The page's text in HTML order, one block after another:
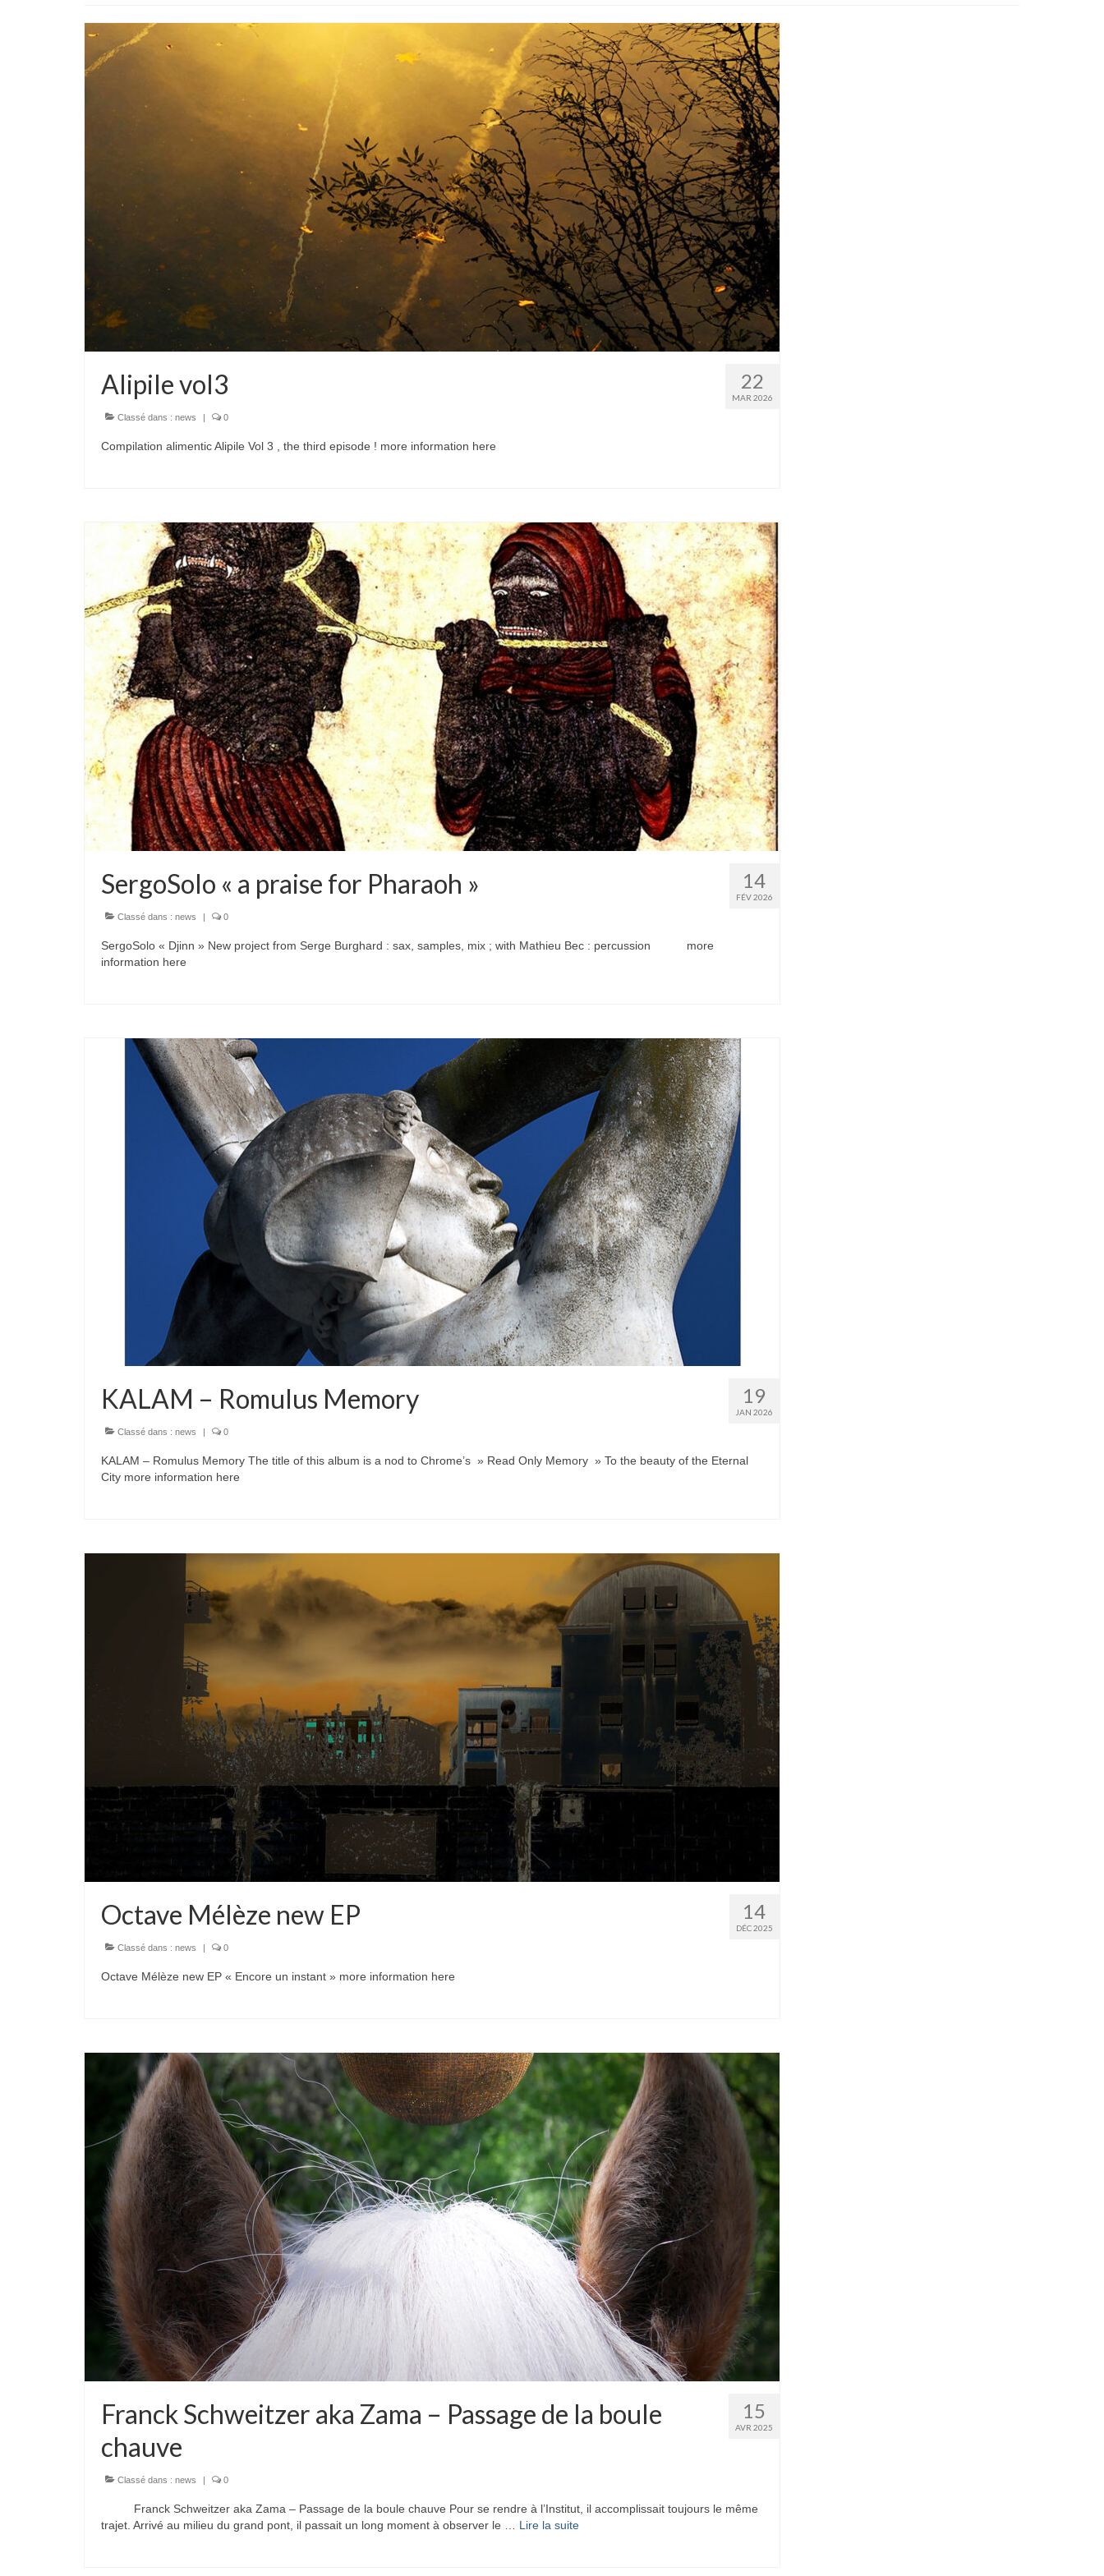
22
MAR 2026
Alipile vol3
Classé dans : news | 0
Compilation alimentic Alipile Vol 3 , the third episode ! more information here
14
FÉV 2026
SergoSolo « a praise for Pharaoh »
Classé dans : news | 0
SergoSolo « Djinn » New project from Serge Burghard : sax, samples, mix ; with Mathieu Bec : percussion more
information here
19
JAN 2026
KALAM – Romulus Memory
Classé dans : news 0
KALAM – Romulus Memory The title of this album is a nod to Chrome’s » Read Only Memory » To the beauty of the Eternal
City more information here
14
DÉC 2025
Octave Mélèze new EP
Classé dans : news | 0
Octave Mélèze new EP « Encore un instant » more information here
15
AVR 2025
Franck Schweitzer aka Zama – Passage de la boule
chauve
Classé dans : news | 0
Franck Schweitzer aka Zama – Passage de la boule chauve Pour se rendre à l’Institut, il accomplissait toujours le même
trajet. Arrivé au milieu du grand pont, il passait un long moment à observer le … Lire la suite­­